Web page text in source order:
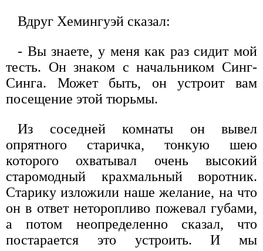
Вдруг Хемингуэй сказал:
- Вы знаете, у меня как раз сидит мой
тесть. Он знаком с начальником Синг-
Синга. Может быть, он устроит вам
посещение этой тюрьмы.
Из соседней комнаты он вывел
опрятного старичка, тонкую шею
которого охватывал очень высокий
старомодный крахмальный воротник.
Старику изложили наше желание, на что
он в ответ неторопливо пожевал губами,
а потом неопределенно сказал, что
постарается это устроить. И мы